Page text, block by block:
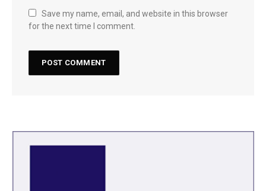
Save my name, email, and website in this browser
for the next time I comment.